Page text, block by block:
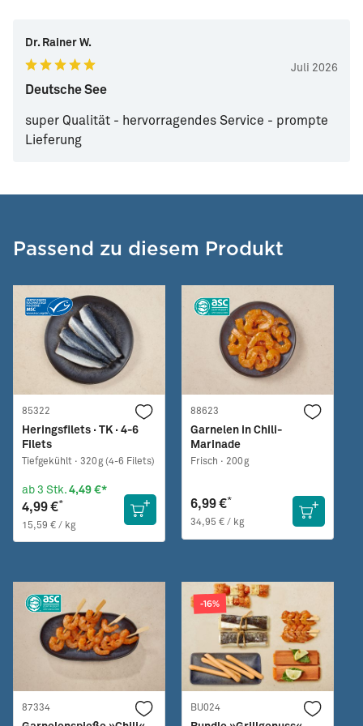
Dr. Rainer W.
Juli 2026
Deutsche See
super Qualität - hervorragendes Service - prompte
Lieferung
Passend zu diesem Produkt
85322
Heringsfilets · TK · 4-6
Filets
Tiefgekühlt · 320g (4-6 Filets)
ab 3 Stk. 4,49 €*
4,99 €*
15,59 € / kg
88623
Garnelen in Chili-
Marinade
Frisch · 200g
6,99 €*
34,95 € / kg
87334
-16%
BU024